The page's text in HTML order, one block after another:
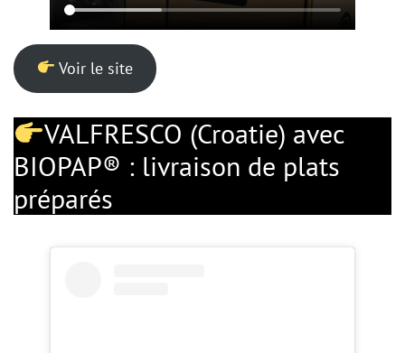
Voir le site
VALFRESCO (Croatie) avec
BIOPAP® : livraison de plats
préparés